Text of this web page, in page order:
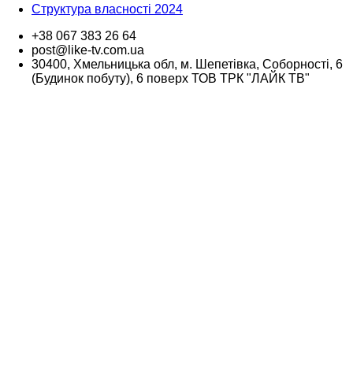
Структура власності 2024
+38 067 383 26 64
post@like-tv.com.ua
30400, Хмельницька обл, м. Шепетівка, Соборності, 6
(Будинок побуту), 6 поверх ТОВ ТРК "ЛАЙК ТВ"